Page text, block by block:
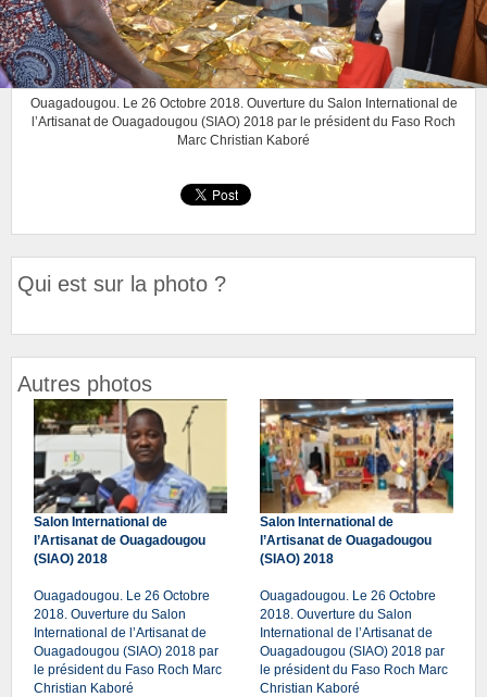
Ouagadougou. Le 26 Octobre 2018. Ouverture du Salon International de
l’Artisanat de Ouagadougou (SIAO) 2018 par le président du Faso Roch
Marc Christian Kaboré
Qui est sur la photo ?
Autres photos
Salon International de
l’Artisanat de Ouagadougou
(SIAO) 2018
Ouagadougou. Le 26 Octobre
2018. Ouverture du Salon
International de l’Artisanat de
Ouagadougou (SIAO) 2018 par
le président du Faso Roch Marc
Christian Kaboré
Salon International de
l’Artisanat de Ouagadougou
(SIAO) 2018
Ouagadougou. Le 26 Octobre
2018. Ouverture du Salon
International de l’Artisanat de
Ouagadougou (SIAO) 2018 par
le président du Faso Roch Marc
Christian Kaboré